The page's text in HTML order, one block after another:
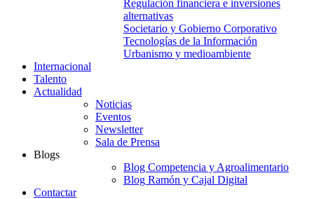
Regulación financiera e inversiones
alternativas
Societario y Gobierno Corporativo
Tecnologías de la Información
Urbanismo y medioambiente
Internacional
Talento
Actualidad
Noticias
Eventos
Newsletter
Sala de Prensa
Blogs
Blog Competencia y Agroalimentario
Blog Ramón y Cajal Digital
Contactar